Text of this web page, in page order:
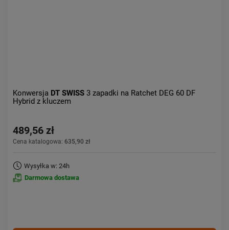
Konwersja DT SWISS 3 zapadki na Ratchet DEG 60 DF
Hybrid z kluczem
489,56 zł
Cena katalogowa: 635,90 zł
Wysyłka w: 24h
Darmowa dostawa